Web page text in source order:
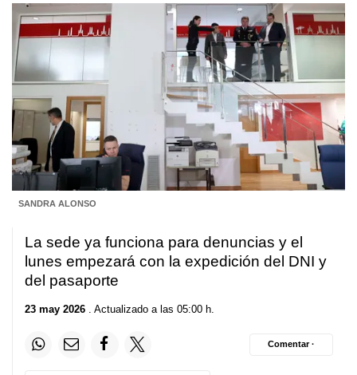
SANDRA ALONSO
La sede ya funciona para denuncias y el
lunes empezará con la expedición del DNI y
del pasaporte
23 may 2026 . Actualizado a las 05:00 h.
Comentar ·